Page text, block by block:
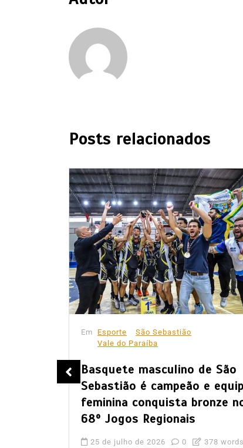
Posts relacionados
Em Esporte
São Sebastião
Vale do Paraíba
Basquete masculino de São
Sebastião é campeão e
feminina conquista bronze
68º Jogos Regionais
25 de julho de 2026 0 378 words